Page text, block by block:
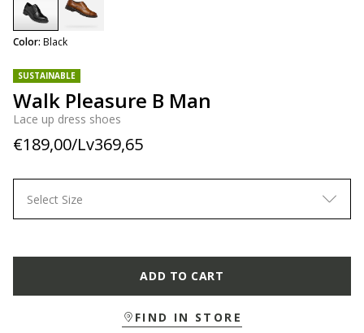
SUSTAINABLE
Walk Pleasure B Man
Lace up dress shoes
€189,00/Lv369,65
Color: Black
selected
Select Size
ADD TO CART
FIND IN STORE